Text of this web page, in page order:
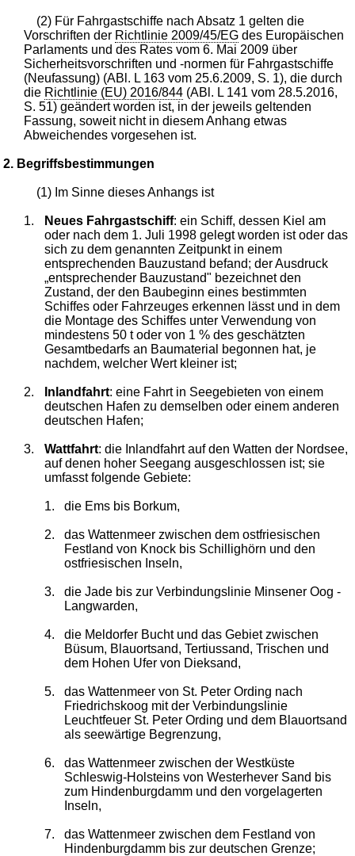
(2) Für Fahrgastschiffe nach Absatz 1 gelten die
Vorschriften der Richtlinie 2009/45/EG des Europäischen
Parlaments und des Rates vom 6. Mai 2009 über
Sicherheitsvorschriften und -normen für Fahrgastschiffe
(Neufassung) (ABl. L 163 vom 25.6.2009, S. 1), die durch
die Richtlinie (EU) 2016/844 (ABl. L 141 vom 28.5.2016,
S. 51) geändert worden ist, in der jeweils geltenden
Fassung, soweit nicht in diesem Anhang etwas
Abweichendes vorgesehen ist.
2. Begriffsbestimmungen
(1) Im Sinne dieses Anhangs ist
1. Neues Fahrgastschiff: ein Schiff, dessen Kiel am
oder nach dem 1. Juli 1998 gelegt worden ist oder das
sich zu dem genannten Zeitpunkt in einem
entsprechenden Bauzustand befand; der Ausdruck
„entsprechender Bauzustand" bezeichnet den
Zustand, der den Baubeginn eines bestimmten
Schiffes oder Fahrzeuges erkennen lässt und in dem
die Montage des Schiffes unter Verwendung von
mindestens 50 t oder von 1 % des geschätzten
Gesamtbedarfs an Baumaterial begonnen hat, je
nachdem, welcher Wert kleiner ist;
2. Inlandfahrt: eine Fahrt in Seegebieten von einem
deutschen Hafen zu demselben oder einem anderen
deutschen Hafen;
3. Wattfahrt: die Inlandfahrt auf den Watten der Nordsee,
auf denen hoher Seegang ausgeschlossen ist; sie
umfasst folgende Gebiete:
1. die Ems bis Borkum,
2.
das Wattenmeer zwischen dem ostfriesischen
Festland von Knock bis Schillighörn und den
ostfriesischen Inseln,
3.
die Jade bis zur Verbindungslinie Minsener Oog -
Langwarden,
4.
die Meldorfer Bucht und das Gebiet zwischen
Büsum, Blauortsand, Tertiussand, Trischen und
dem Hohen Ufer von Dieksand,
5.
das Wattenmeer von St. Peter Ording nach
Friedrichskoog mit der Verbindungslinie
Leuchtfeuer St. Peter Ording und dem Blauortsand
als seewärtige Begrenzung,
6.
das Wattenmeer zwischen der Westküste
Schleswig-Holsteins von Westerhever Sand bis
zum Hindenburgdamm und den vorgelagerten
Inseln,
7.
das Wattenmeer zwischen dem Festland von
Hindenburgdamm bis zur deutschen Grenze;